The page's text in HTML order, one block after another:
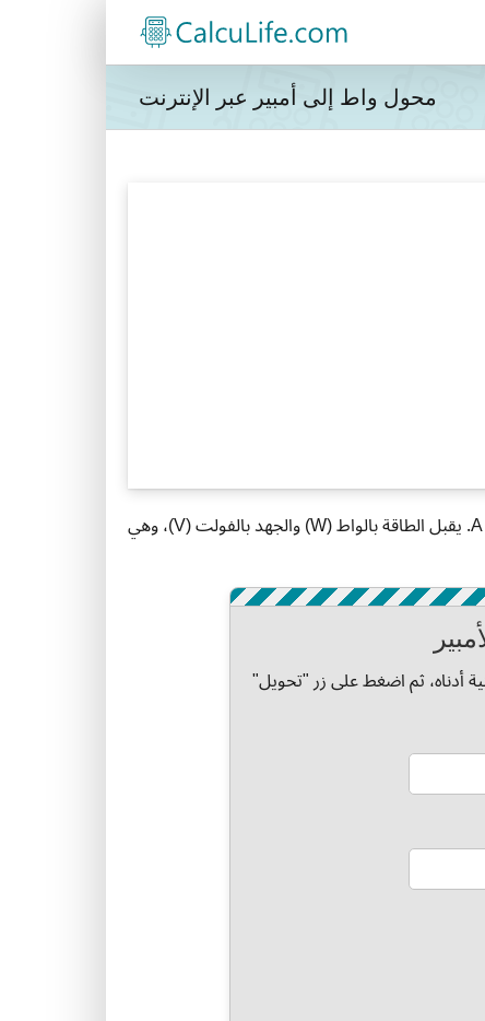
محول واط إلى أمبير عبر الإنترنت
يحسب هذا المحول التيار الكهربائي (A، أمبير) باستخدام المعادلة A = W ÷ V. يقبل الطاقة بالواط (W) والجهد بالفولت (V)، وهي
أدناه، ثم اضغط على زر "تحويل"